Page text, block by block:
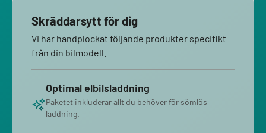
Skräddarsytt för dig
Vi har handplockat följande produkter specifikt
från din bilmodell.
Optimal elbilsladdning
Paketet inkluderar allt du behöver för sömlös
laddning.